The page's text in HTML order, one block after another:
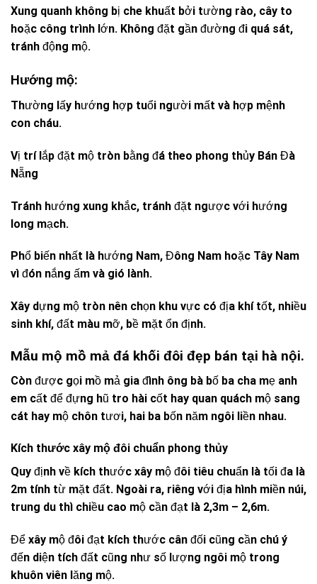
Xung quanh không bị che khuất bởi tường rào, cây to
hoặc công trình lớn. Không đặt gần đường đi quá sát,
tránh động mộ.
Hướng mộ:
Thường lấy hướng hợp tuổi người mất và hợp mệnh
con cháu.
Vị trí lắp đặt mộ tròn bằng đá theo phong thủy Bán Đà
Nẵng
Tránh hướng xung khắc, tránh đặt ngược với hướng
long mạch.
Phổ biến nhất là hướng Nam, Đông Nam hoặc Tây Nam
vì đón nắng ấm và gió lành.
Xây dựng mộ tròn nên chọn khu vực có địa khí tốt, nhiều
sinh khí, đất màu mỡ, bề mặt ổn định.
Mẫu mộ mồ mả đá khối đôi đẹp bán tại hà nội.
Còn được gọi mồ mả gia đình ông bà bố ba cha mẹ anh
em cất để đựng hũ tro hài cốt hay quan quách mộ sang
cát hay mộ chôn tươi, hai ba bốn năm ngôi liền nhau.
Kích thước xây mộ đôi chuẩn phong thủy
Quy định về kích thước xây mộ đôi tiêu chuẩn là tối đa là
2m tính từ mặt đất. Ngoài ra, riêng với địa hình miền núi,
trung du thì chiều cao mộ cần đạt là 2,3m – 2,6m.
Để xây mộ đôi đạt kích thước cân đối cũng cần chú ý
đến diện tích đất cũng như số lượng ngôi mộ trong
khuôn viên lăng mộ.